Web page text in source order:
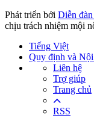
Phát triển bởi Diễn
chịu trách nhiệm mội
Tiếng Việt
Quy định và
Liên hệ
Trợ giúp
Trang chủ
RSS